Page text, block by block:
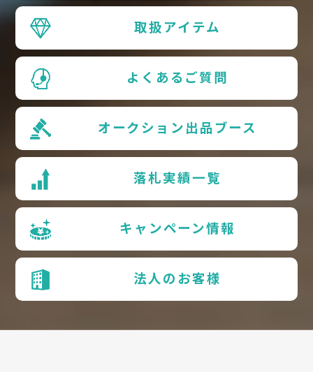
取扱アイテム
よくあるご質問
オークション出品ブース
落札実績一覧
キャンペーン情報
法人のお客様